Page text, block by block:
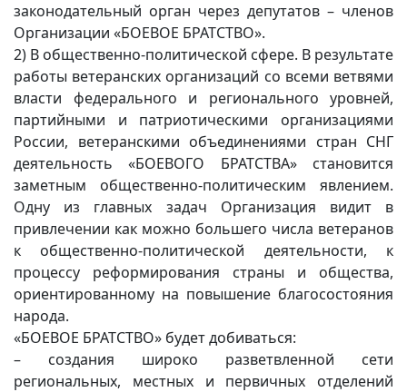
законодательный орган через депутатов – членов
Организации «БОЕВОЕ БРАТСТВО».
2) В общественно-политической сфере. В результате
работы ветеранских организаций со всеми ветвями
власти федерального и регионального уровней,
партийными и патриотическими организациями
России, ветеранскими объединениями стран СНГ
деятельность «БОЕВОГО БРАТСТВА» становится
заметным общественно-политическим явлением.
Одну из главных задач Организация видит в
привлечении как можно большего числа ветеранов
к общественно-политической деятельности, к
процессу реформирования страны и общества,
ориентированному на повышение благосостояния
народа.
«БОЕВОЕ БРАТСТВО» будет добиваться:
– создания широко разветвленной сети
региональных, местных и первичных отделений